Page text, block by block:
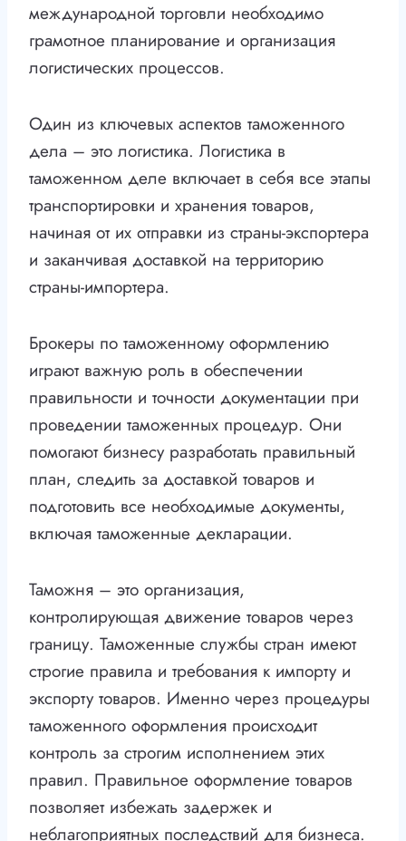
международной торговли необходимо
грамотное планирование и организация
логистических процессов.
Один из ключевых аспектов таможенного
дела – это логистика. Логистика в
таможенном деле включает в себя все этапы
транспортировки и хранения товаров,
начиная от их отправки из страны-экспортера
и заканчивая доставкой на территорию
страны-импортера.
Брокеры по таможенному оформлению
играют важную роль в обеспечении
правильности и точности документации при
проведении таможенных процедур. Они
помогают бизнесу разработать правильный
план, следить за доставкой товаров и
подготовить все необходимые документы,
включая таможенные декларации.
Таможня – это организация,
контролирующая движение товаров через
границу. Таможенные службы стран имеют
строгие правила и требования к импорту и
экспорту товаров. Именно через процедуры
таможенного оформления происходит
контроль за строгим исполнением этих
правил. Правильное оформление товаров
позволяет избежать задержек и
неблагоприятных последствий для бизнеса.